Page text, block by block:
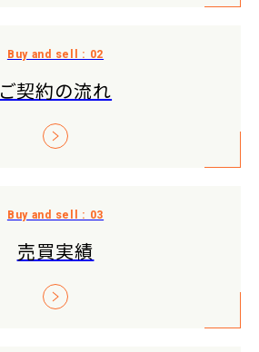
ご契約の流れ
売買実績